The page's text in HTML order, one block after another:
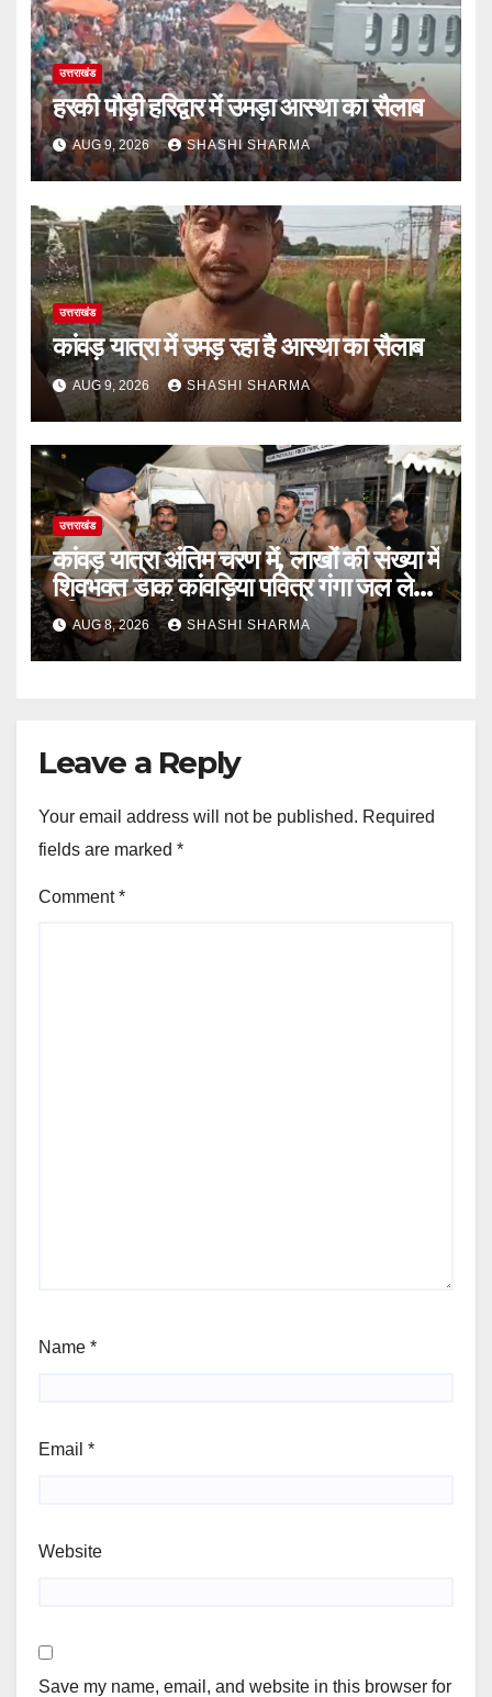
उत्तराखंड
हरकी पौड़ी हरिद्वार में उमड़ा आस्था का सैलाब
AUG 9, 2026 SHASHI SHARMA
उत्तराखंड
कांवड़ यात्रा में उमड़ रहा है आस्था का सैलाब
AUG 9, 2026 SHASHI SHARMA
उत्तराखंड
कांवड़ यात्रा अंतिम चरण में, लाखों की संख्या में
शिवभक्त डाक कांवड़िया पवित्र गंगा जल लेने
हरिद्वार पहुंच रहे
AUG 8, 2026 SHASHI SHARMA
Leave a Reply
Your email address will not be published. Required
fields are marked *
Comment*
Name *
Email *
Website
Save my name, email, and website in this browser for